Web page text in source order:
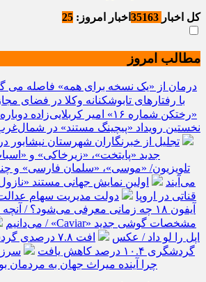
کل اخبار اخبار امروز: 25
مطالب امروز
درمان از «یک نسخه برای همه» فاصله می
با رفتارهای تابوشکنانه وکلا در فضای
«رختکن شماره ۱۶» امیر کربلایی‌زاده دوباره روی صحنه می‌رود
نخستین رویداد «پیچینگ مستند» در
تجلیل از خبرنگاران شهرستان نیشابور
جدید «پایتخت»، «زیرخاکی» و
تلویزیون/ «موسی»، «سلمان فارسی» و
می‌آیند
اولین نمایش جهانی مستند
قناتی در اروپا
دولت مدیریت سهام عدالت
آیفون ۱۸ چه زمانی معرفی می‌شود؟ /
می‌دانیم
اپل را لو داد / عکس
افت ۷.۸
گردشگری ۱۰.۴ درصد کاهش یافت
چرا آینده میراث جهان به